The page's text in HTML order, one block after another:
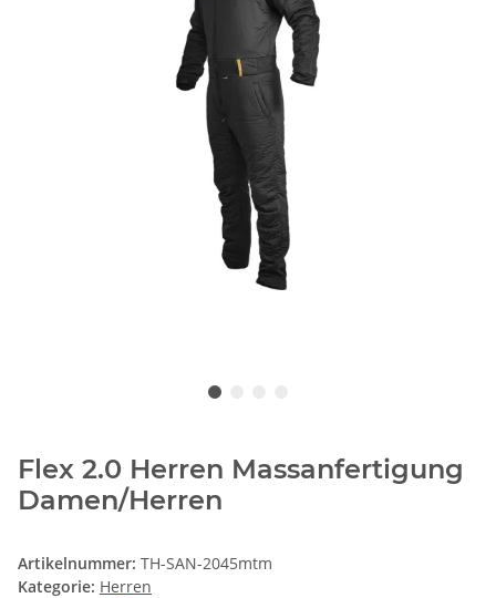
Flex 2.0 Herren Massanfertigung
Damen/Herren
Artikelnummer: TH-SAN-2045mtm
Kategorie: Herren